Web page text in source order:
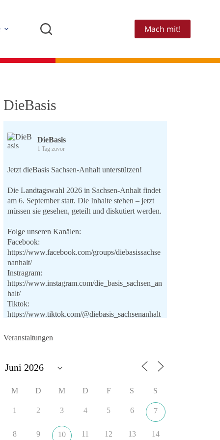
Mach mit!
DieBasis
DieBasis
1 Tag zuvor
Jetzt dieBasis Sachsen-Anhalt unterstützen!
Die Landtagswahl 2026 in Sachsen-Anhalt findet
am 6. September statt. Die Inhalte stehen – jetzt
müssen sie gesehen, geteilt und diskutiert werden.
Folge unseren Kanälen:
Facebook:
https://www.facebook.com/groups/diebasissachse
nanhalt/
Instragram:
https://www.instagram.com/die_basis_sachsen_an
halt/
Tiktok:
https://www.tiktok.com/@diebasis_sachsenanhalt
Youtube:
🟩🟩🟦🟦🟥🟥🟧🟧
Like, teile und kommentiere unsere Beiträge,
wir stehen und warum es sich lohnt, dieBasis zu
https://diebasis-st.de/wahlprogramm/
Veranstaltungen
M D M D F S S
1 2 3 4 5 6 7
8 9 10 11 12 13 14